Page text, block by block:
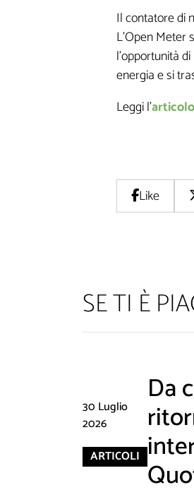
Il contatore di
L’Open
l’opportunità
energia e si
Leggi l'articolo
Like
SE TI È
30 Luglio
2026
ARTICOLI
Da